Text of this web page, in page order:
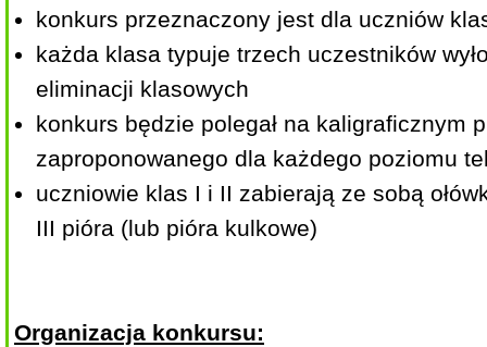
konkurs przeznaczony jest dla uczniów
każda klasa typuje trzech uczestników
eliminacji klasowych
konkurs będzie polegał na kaligraficznym
zaproponowanego dla każdego poziomu
uczniowie klas I i II zabierają ze sobą
III pióra (lub pióra kulkowe)
Organizacja konkursu: